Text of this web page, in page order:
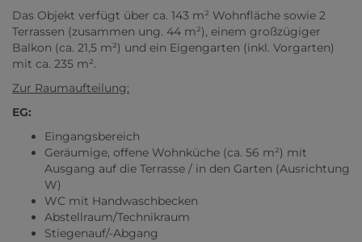
Das Objekt verfügt über ca. 143 m² Wohnfläche sowie 2
Terrassen (zusammen ung. 44 m²), einem großzügiger
Balkon (ca. 21,5 m²) und ein Eigengarten (inkl. Vorgarten)
mit ca. 235 m².
Zur Raumaufteilung:
EG:
Eingangsbereich
Geräumige, offene Wohnküche (ca. 56 m²) mit
Ausgang auf die Terrasse / in den Garten (Ausrichtung
W)
WC mit Handwaschbecken
Abstellraum/Technikraum
Stiegenauf/-Abgang